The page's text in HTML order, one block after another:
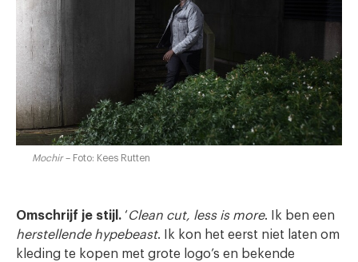
Mochir– Foto: Kees Rutten
Omschrijf je stijl. ‘Clean cut, less is more. Ik ben een
herstellende hypebeast. Ik kon het eerst niet laten om
kleding te kopen met grote logo’s en bekende